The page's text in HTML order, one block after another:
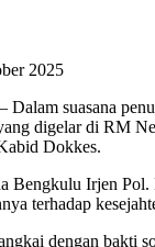
2025
– Dalam suasana
digelar di RM
Dokkes.
Bengkulu Irjen
terhadap
dengan bakti